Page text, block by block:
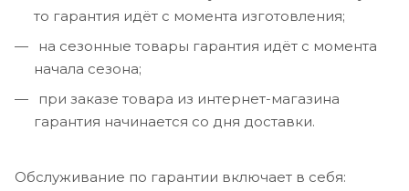
то гарантия идёт с момента изготовления;
на сезонные товары гарантия идёт с момента
начала сезона;
при заказе товара из интернет-магазина
гарантия начинается со дня доставки.
Обслуживание по гарантии включает в себя: